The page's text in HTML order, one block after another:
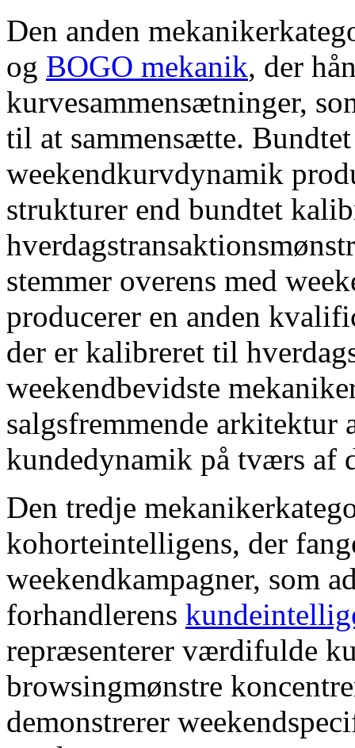
Den anden
og BOGO mekanik, der
kurvesammensætninger,
til at sammensætte.
weekendkurvdynamik
strukturer end bundtet
stemmer overens med
producerer en anden
der er kalibreret til
weekendbevidste
salgsfremmende arkitektur
kundedynamik på tværs af
Den tredje
kohorteintelligens, der
weekendkampagner, som
forhandlerens
repræsenterer værdifulde
browsingmønstre
demonstrerer